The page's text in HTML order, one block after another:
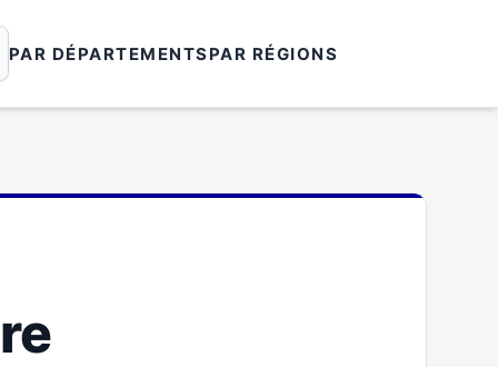
PAR DÉPARTEMENTSPAR RÉGIONS